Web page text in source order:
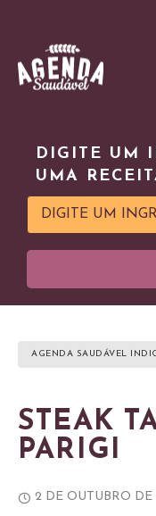
DIGITE UM
UMA
AGENDA SAUDÁVEL
STEAK
PARIGI
2 DE OUTUBRO DE